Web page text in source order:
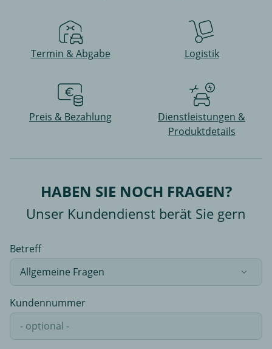
Termin & Abgabe Logistik
Preis & Bezahlung
Dienstleistungen &
Produktdetails
HABEN SIE NOCH FRAGEN?
Unser Kundendienst berät Sie gern
Betreff
Kundennummer